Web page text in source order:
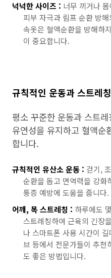
넉넉한 사이즈 : 너무 끼거나
피부 자극과 림프 순환 방
속옷은 혈액순환을 방해하
이 중요합니다.
규칙적인 운동과 스트레칭
평소 꾸준한 운동과 스트
유연성을 유지하고 혈액순
합니다.
규칙적인 유산소 운동 : 걷기,
순환을 돕고 면역력을 강화
통증 예방에 도움을 줍니다.
어깨, 목 스트레칭 : 하루에도
스트레칭하여 근육의 긴장
나 스마트폰 사용 시간이
브 등에서 전문가들이 추천
도 좋은 방법입니다.